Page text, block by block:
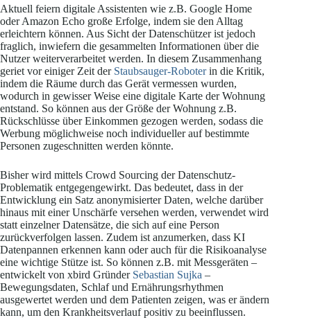
Aktuell feiern digitale Assistenten wie z.B. Google Home
oder Amazon Echo große Erfolge, indem sie den Alltag
erleichtern können. Aus Sicht der Datenschützer ist jedoch
fraglich, inwiefern die gesammelten Informationen über die
Nutzer weiterverarbeitet werden. In diesem Zusammenhang
geriet vor einiger Zeit der Staubsauger-Roboterin die Kritik,
indem die Räume durch das Gerät vermessen wurden,
wodurch in gewisser Weise eine digitale Karte der Wohnung
entstand. So können aus der Größe der Wohnung z.B.
Rückschlüsse über Einkommen gezogen werden, sodass die
Werbung möglichweise noch individueller auf bestimmte
Personen zugeschnitten werden könnte.
Bisher wird mittels Crowd Sourcing der Datenschutz-
Problematik entgegengewirkt. Das bedeutet, dass in der
Entwicklung ein Satz anonymisierter Daten, welche darüber
hinaus mit einer Unschärfe versehen werden, verwendet wird
statt einzelner Datensätze, die sich auf eine Person
zurückverfolgen lassen. Zudem ist anzumerken, dass KI
Datenpannen erkennen kann oder auch für die Risikoanalyse
eine wichtige Stütze ist. So können z.B. mit Messgeräten –
entwickelt von xbird Gründer Sebastian Sujka –
Bewegungsdaten, Schlaf und Ernährungsrhythmen
ausgewertet werden und dem Patienten zeigen, was er ändern
kann, um den Krankheitsverlauf positiv zu beeinflussen.